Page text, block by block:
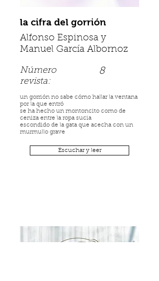
la cifra del gorrión
Alfonso Espinosa y
Manuel García Albornoz
Número
revista:
8
un gorrión no sabe cómo hallar la ventana
por la que entró
se ha hecho un montoncito como de
ceniza entre la ropa sucia
escondido de la gata que acecha con un
murmullo grave
Escuchar y leer